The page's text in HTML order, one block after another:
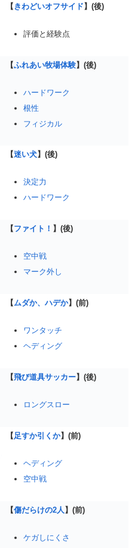
【 きわどいオフサイド 】(後)
評価と経験点
【ふれあい牧場体験】(後)
ハードワーク
根性
フィジカル
【迷い犬】(後)
決定力
ハードワーク
【ファイト！ 】(後)
空中戦
マーク外し
【ムダか、ハデか】(前)
ワンタッチ
ヘディング
【飛び道具サッカー】(後)
ロングスロー
【足すか引くか】(前)
ヘディング
空中戦
【傷だらけの2人 】(前)
ケガしにくさ